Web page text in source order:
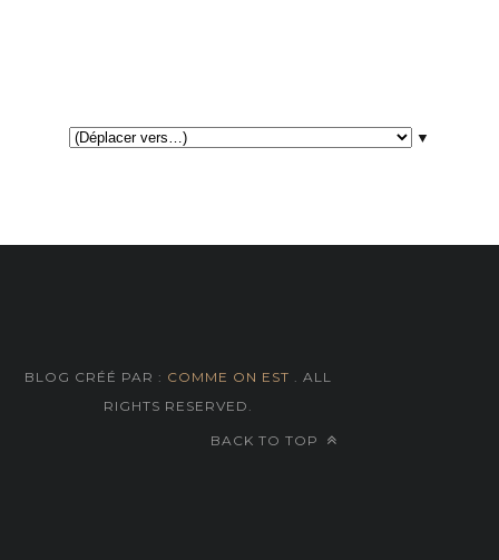
▼
BLOG CRÉÉ PAR : COMME ON EST . ALL
RIGHTS RESERVED.
BACK TO TOP